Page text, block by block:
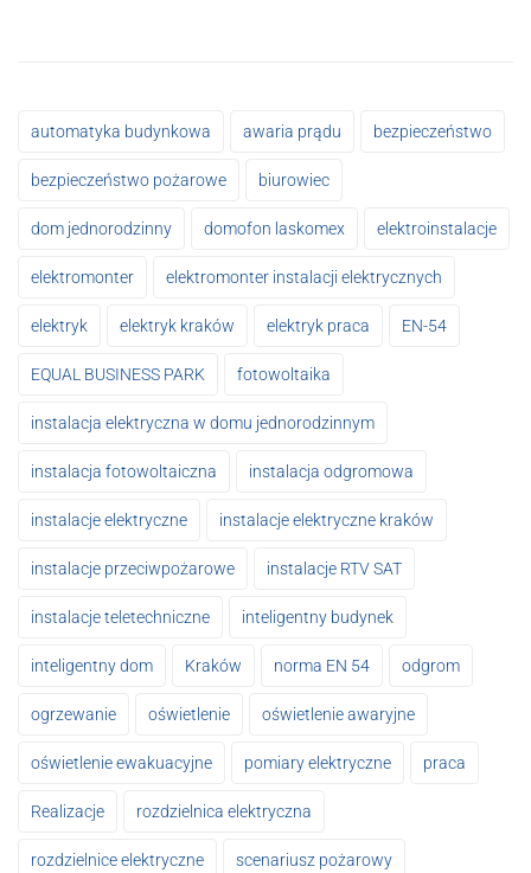
automatyka budynkowa awaria prądu bezpieczeństwo
bezpieczeństwo pożarowe biurowiec
dom jednorodzinny domofon laskomex elektroinstalacje
elektromonter elektromonter instalacji elektrycznych
elektryk elektryk kraków elektryk praca EN-54
EQUAL BUSINESS PARK fotowoltaika
instalacja elektryczna w domu jednorodzinnym
instalacja fotowoltaiczna instalacja odgromowa
instalacje elektryczne instalacje elektryczne kraków
instalacje przeciwpożarowe instalacje RTV SAT
instalacje teletechniczne inteligentny budynek
inteligentny dom Kraków norma EN 54 odgrom
ogrzewanie oświetlenie oświetlenie awaryjne
oświetlenie ewakuacyjne pomiary elektryczne praca
Realizacje rozdzielnica elektryczna
rozdzielnice elektryczne scenariusz pożarowy